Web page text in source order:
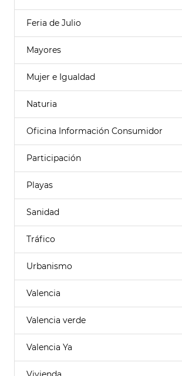
Feria de Julio
Mayores
Mujer e Igualdad
Naturia
Oficina Información Consumidor
Participación
Playas
Sanidad
Tráfico
Urbanismo
Valencia
Valencia verde
Valencia Ya